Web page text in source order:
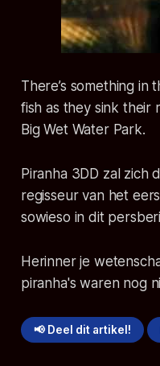
There’s something in
fish as they sink their
Big Wet Water Park.
Piranha 3DD zal zich
regisseur van het
sowieso in dit
Herinner je
piranha's waren nog
📢 Deel dit artikel!